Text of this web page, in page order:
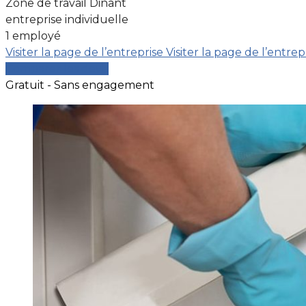
Zone de travail Dinant
entreprise individuelle
1 employé
Visiter la page de l’entreprise Visiter la page de
Gratuit - Sans engagement